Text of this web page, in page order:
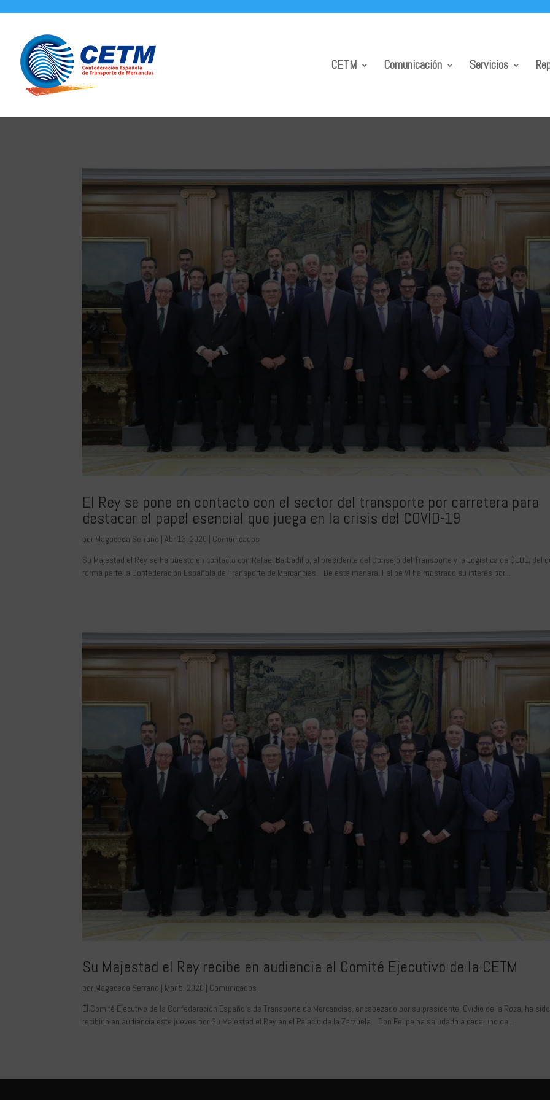
CETM Comunicación Servicios
El Rey se pone en contacto con el sector del transporte por carretera para
destacar el papel esencial que juega en la crisis del COVID-19
por Magaceda Serrano |Abr 13, 2020 | Comunicados
Su Majestad el Rey se ha puesto en contacto con Rafael Barbadillo, el presidente del Consejo del Transporte y la Logística de CEOE, del
forma parte la Confederación Española de Transporte de Mercancías. De esta manera, Felipe VI ha mostrado su interés por...
Su Majestad el Rey recibe en audiencia al Comité Ejecutivo de la CETM
por Magaceda Serrano | Mar 5, 2020 | Comunicados
El Comité Ejecutivo de la Confederación Española de Transporte de Mercancías, encabezado por su presidente, Ovidio de la Roza, ha sido
recibido en audiencia este jueves por Su Majestad el Rey en el Palacio de la Zarzuela. Don Felipe ha saludado a cada uno de...